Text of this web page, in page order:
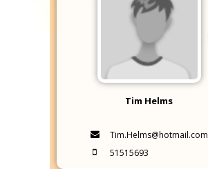
Tim Helms
Tim.Helms@hotmail.com
51515693